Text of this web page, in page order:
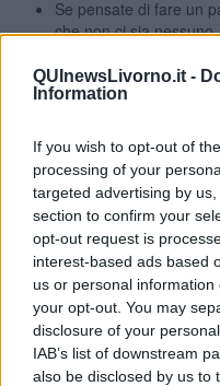
QUInewsLivorno.it -
Information
If you wish to opt-out of
processing of your
targeted advertising by
section to confirm your
opt-out request is
interest-based ads based
us or personal
your opt-out. You may
disclosure of your
IAB’s list of downstream
also be disclosed by us to
Se pensate di fare un
che non ci sia
E’ vero che alla fine
sicuramente un feedback
ancora acidi, poco richiesti
Cerchiamo invece di far
bandiera assegnata alle
conferito dallaFEE
indica che in quel mare
note delle musiche
Ovvio che anche qui
quali siamo arrivati. Se
è pertanto quello, di ottenere
per ballare con tangheri